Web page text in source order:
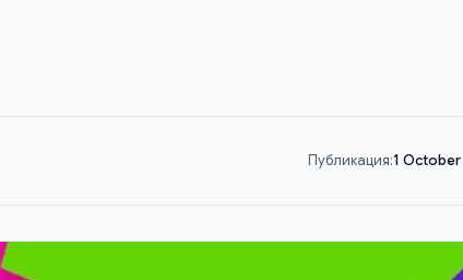
Публикация:1